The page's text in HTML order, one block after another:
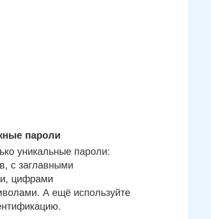
пароли
уникальные пароли:
с заглавными
цифрами
А ещё используйте